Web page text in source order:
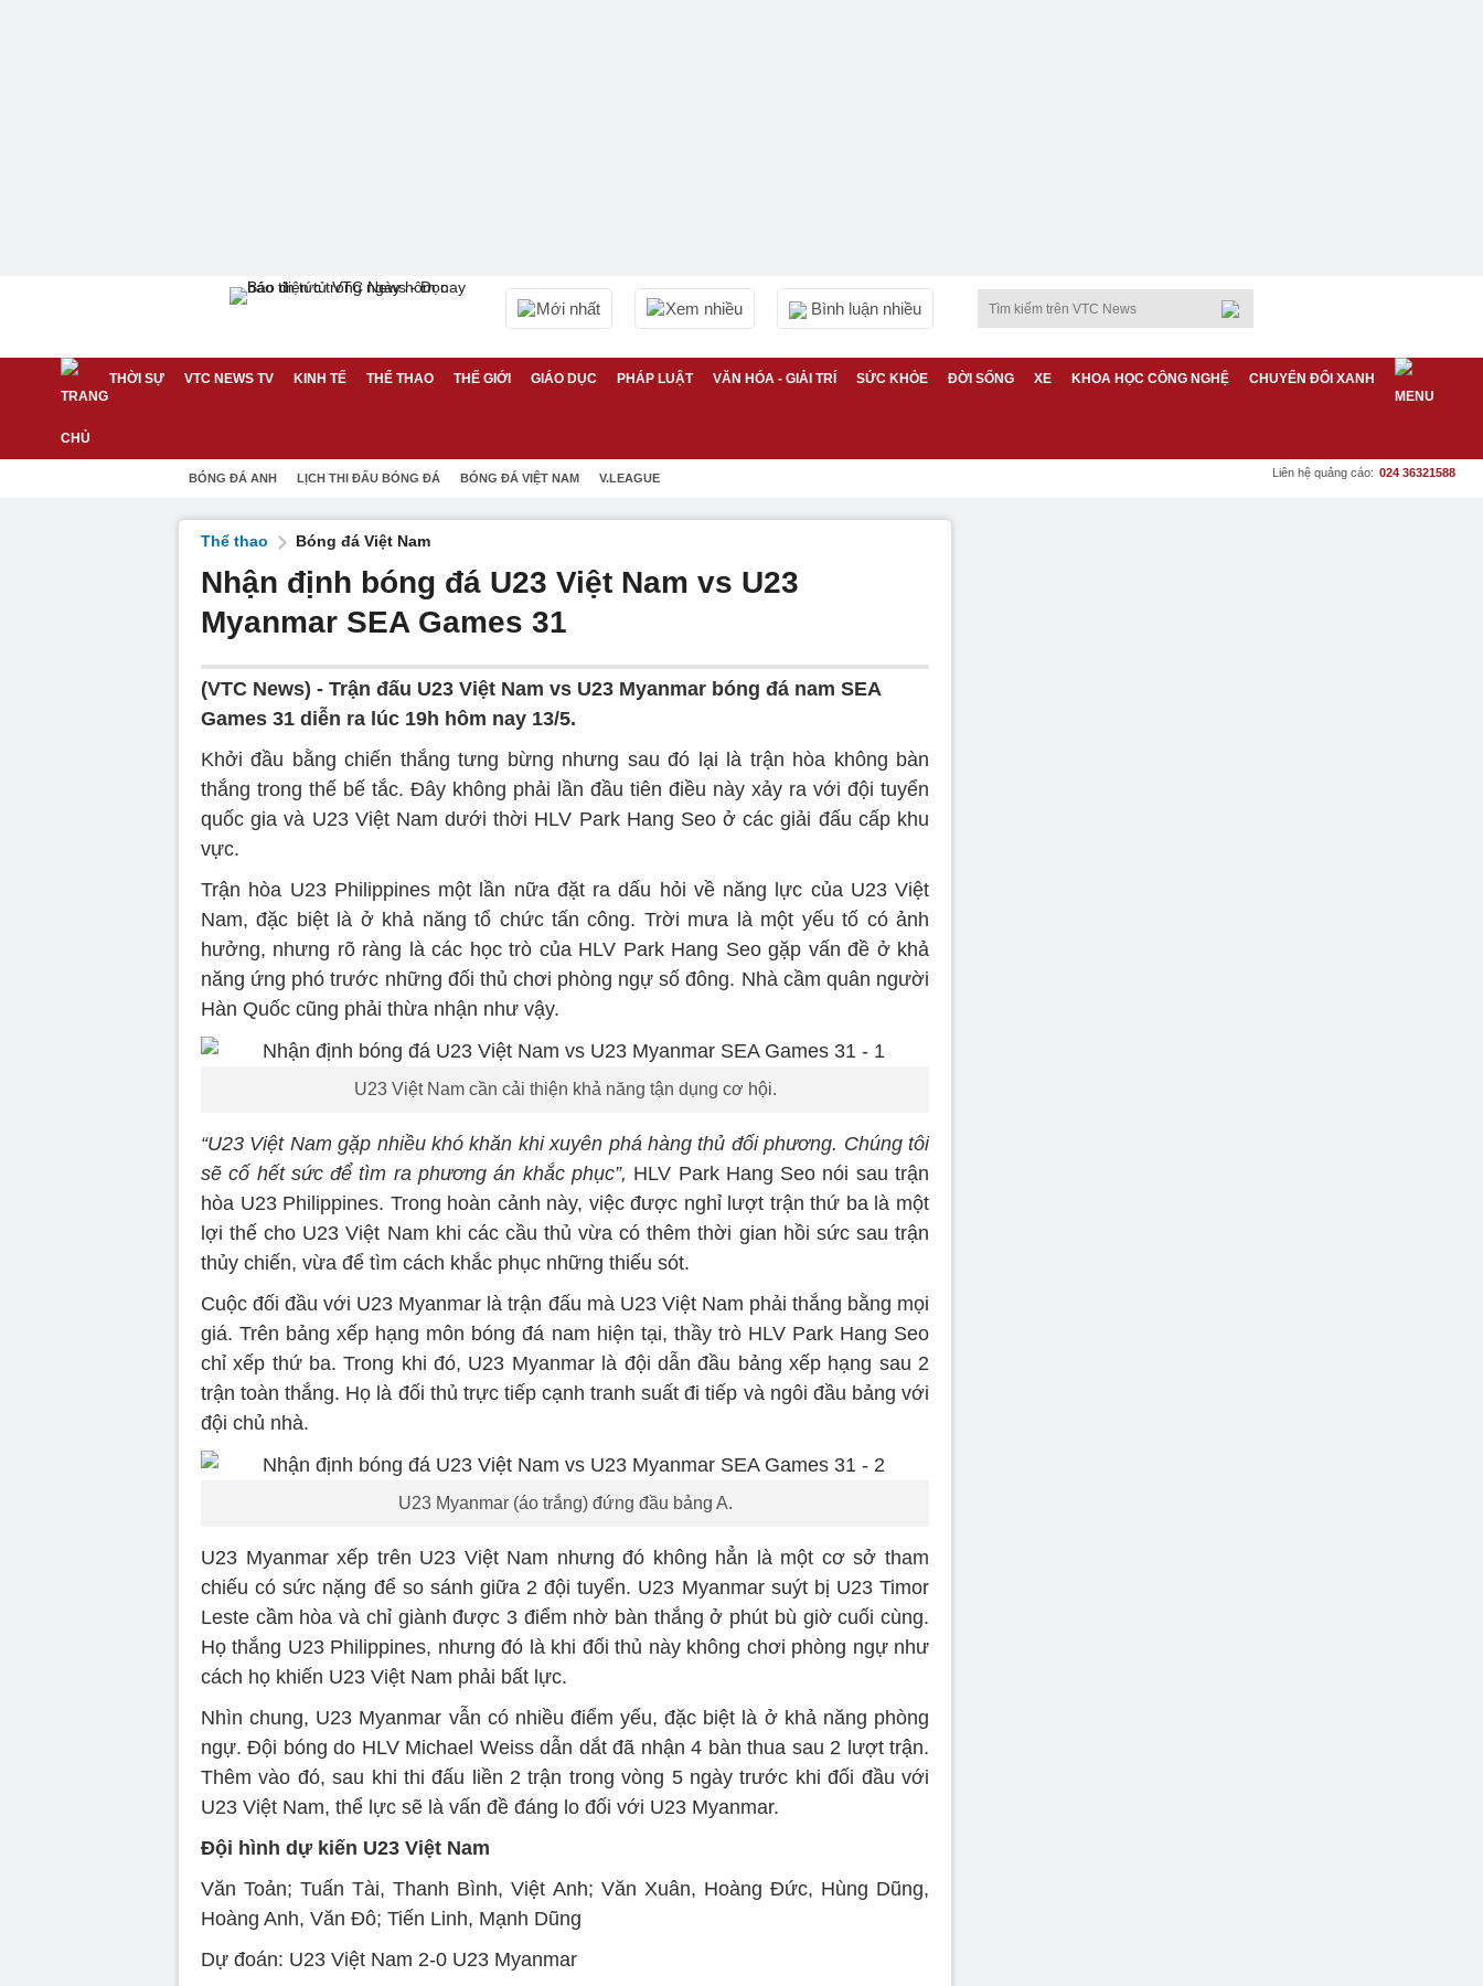
Mới nhất Xem nhiều Bình luận nhiều
THỜI SỰ VTC NEWS TV KINH TẾ THỂ THAO THẾ GIỚI GIÁO DỤC PHÁP LUẬT VĂN HÓA - GIẢI TRÍ SỨC KHỎE ĐỜI SỐNG XE KHOA HỌC CÔNG NGHỆ CHUYỂN ĐỔI XANH
BÓNG ĐÁ ANH LỊCH THI ĐẤU BÓNG ĐÁ BÓNG ĐÁ VIỆT NAM V.LEAGUE Liên hệ quảng cáo: 024 36321588
Thể thao Bóng đá Việt Nam
Nhận định bóng đá U23 Việt Nam vs U23
Myanmar SEA Games 31
(VTC News) - Trận đấu U23 Việt Nam vs U23 Myanmar bóng đá nam SEA
Games 31 diễn ra lúc 19h hôm nay 13/5.
Khởi đầu bằng chiến thắng tưng bừng nhưng sau đó lại là trận hòa không bàn
thắng trong thế bế tắc. Đây không phải lần đầu tiên điều này xảy ra với đội tuyển
quốc gia và U23 Việt Nam dưới thời HLV Park Hang Seo ở các giải đấu cấp khu
vực.
Trận hòa U23 Philippines một lần nữa đặt ra dấu hỏi về năng lực của U23 Việt
Nam, đặc biệt là ở khả năng tổ chức tấn công. Trời mưa là một yếu tố có ảnh
hưởng, nhưng rõ ràng là các học trò của HLV Park Hang Seo gặp vấn đề ở khả
năng ứng phó trước những đối thủ chơi phòng ngự số đông. Nhà cầm quân người
Hàn Quốc cũng phải thừa nhận như vậy.
U23 Việt Nam cần cải thiện khả năng tận dụng cơ hội.
“U23 Việt Nam gặp nhiều khó khăn khi xuyên phá hàng thủ đối phương. Chúng tôi
sẽ cố hết sức để tìm ra phương án khắc phục”, HLV Park Hang Seo nói sau trận
hòa U23 Philippines. Trong hoàn cảnh này, việc được nghỉ lượt trận thứ ba là một
lợi thế cho U23 Việt Nam khi các cầu thủ vừa có thêm thời gian hồi sức sau trận
thủy chiến, vừa để tìm cách khắc phục những thiếu sót.
Cuộc đối đầu với U23 Myanmar là trận đấu mà U23 Việt Nam phải thắng bằng mọi
giá. Trên bảng xếp hạng môn bóng đá nam hiện tại, thầy trò HLV Park Hang Seo
chỉ xếp thứ ba. Trong khi đó, U23 Myanmar là đội dẫn đầu bảng xếp hạng sau 2
trận toàn thắng. Họ là đối thủ trực tiếp cạnh tranh suất đi tiếp và ngôi đầu bảng với
đội chủ nhà.
U23 Myanmar (áo trắng) đứng đầu bảng A.
U23 Myanmar xếp trên U23 Việt Nam nhưng đó không hẳn là một cơ sở tham
chiếu có sức nặng để so sánh giữa 2 đội tuyển. U23 Myanmar suýt bị U23 Timor
Leste cầm hòa và chỉ giành được 3 điểm nhờ bàn thắng ở phút bù giờ cuối cùng.
Họ thắng U23 Philippines, nhưng đó là khi đối thủ này không chơi phòng ngự như
cách họ khiến U23 Việt Nam phải bất lực.
Nhìn chung, U23 Myanmar vẫn có nhiều điểm yếu, đặc biệt là ở khả năng phòng
ngự. Đội bóng do HLV Michael Weiss dẫn dắt đã nhận 4 bàn thua sau 2 lượt trận.
Thêm vào đó, sau khi thi đấu liền 2 trận trong vòng 5 ngày trước khi đối đầu với
U23 Việt Nam, thể lực sẽ là vấn đề đáng lo đối với U23 Myanmar.
Đội hình dự kiến U23 Việt Nam
Văn Toản; Tuấn Tài, Thanh Bình, Việt Anh; Văn Xuân, Hoàng Đức, Hùng Dũng,
Hoàng Anh, Văn Đô; Tiến Linh, Mạnh Dũng
Dự đoán: U23 Việt Nam 2-0 U23 Myanmar